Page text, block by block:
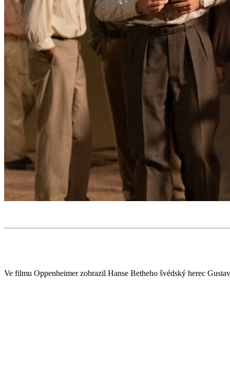
Ve filmu Oppenheimer zobrazil Hanse Betheho švédský herec